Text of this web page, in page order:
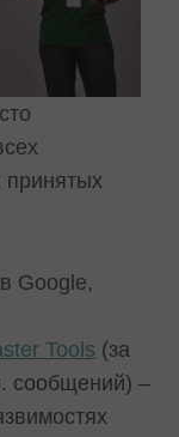
принятых
Google,
Tools (за
. сообщений) –